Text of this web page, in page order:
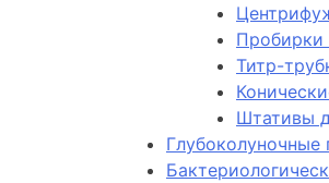
Пробирки
Титр-
Штативы
Глубоколуночные